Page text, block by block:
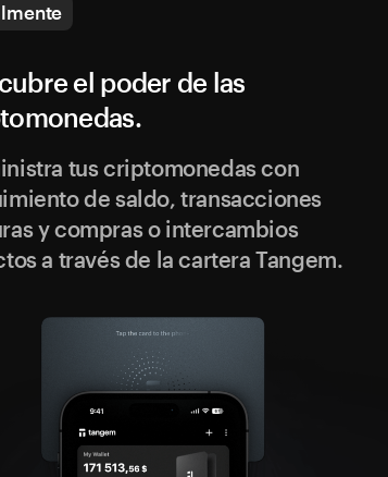
el poder de las
tus criptomonedas con
de saldo, transacciones
y compras o intercambios
a través de la cartera Tangem.